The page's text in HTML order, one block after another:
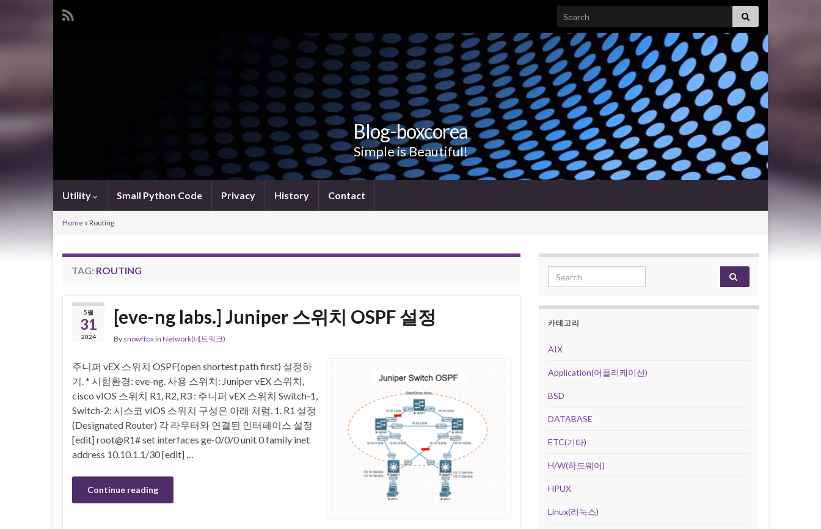
Search for:
Blog-boxcorea
Simple is Beautiful!
Utility Small Python Code Privacy History Contact
Home » Routing
TAG: ROUTING
5월
31
2024
[eve-ng labs.] Juniper 스위치 OSPF 설정
By snowffoxin Network(네트워크)
주니퍼 vEX 스위치 OSPF(open shortest path first) 설정하
기. * 시험환경: eve-ng. 사용 스위치: Juniper vEX 스위치,
cisco vIOS 스위치 R1, R2, R3 : 주니퍼 vEX 스위치 Switch-1,
Switch-2: 시스코 vIOS 스위치 구성은 아래 처럼. 1. R1 설정
(Designated Router) 각 라우터와 연결된 인터페이스 설정
[edit] root@R1# set interfaces ge-0/0/0 unit 0 family inet
address 10.10.1.1/30 [edit] …
Continue reading
Search for:
카테고리
AIX
Application(어플리케이션)
BSD
DATABASE
ETC(기타)
H/W(하드웨어)
HPUX
Linux(리눅스)